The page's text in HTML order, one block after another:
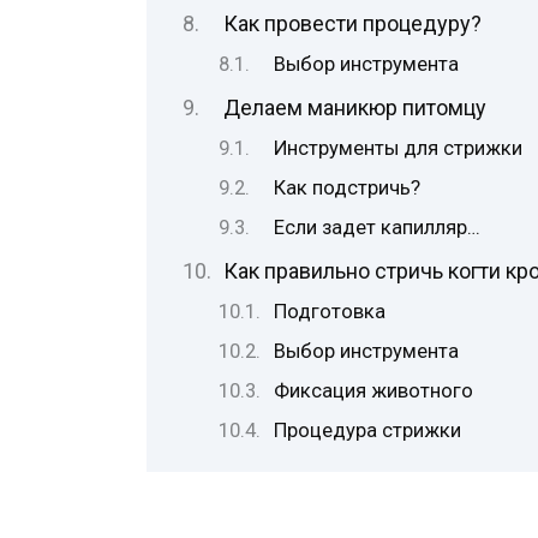
Как провести процедуру?
Выбор инструмента
Делаем маникюр питомцу
Инструменты для стрижки
Как подстричь?
Если задет капилляр…
Как правильно стричь когти
Подготовка
Выбор инструмента
Фиксация животного
Процедура стрижки